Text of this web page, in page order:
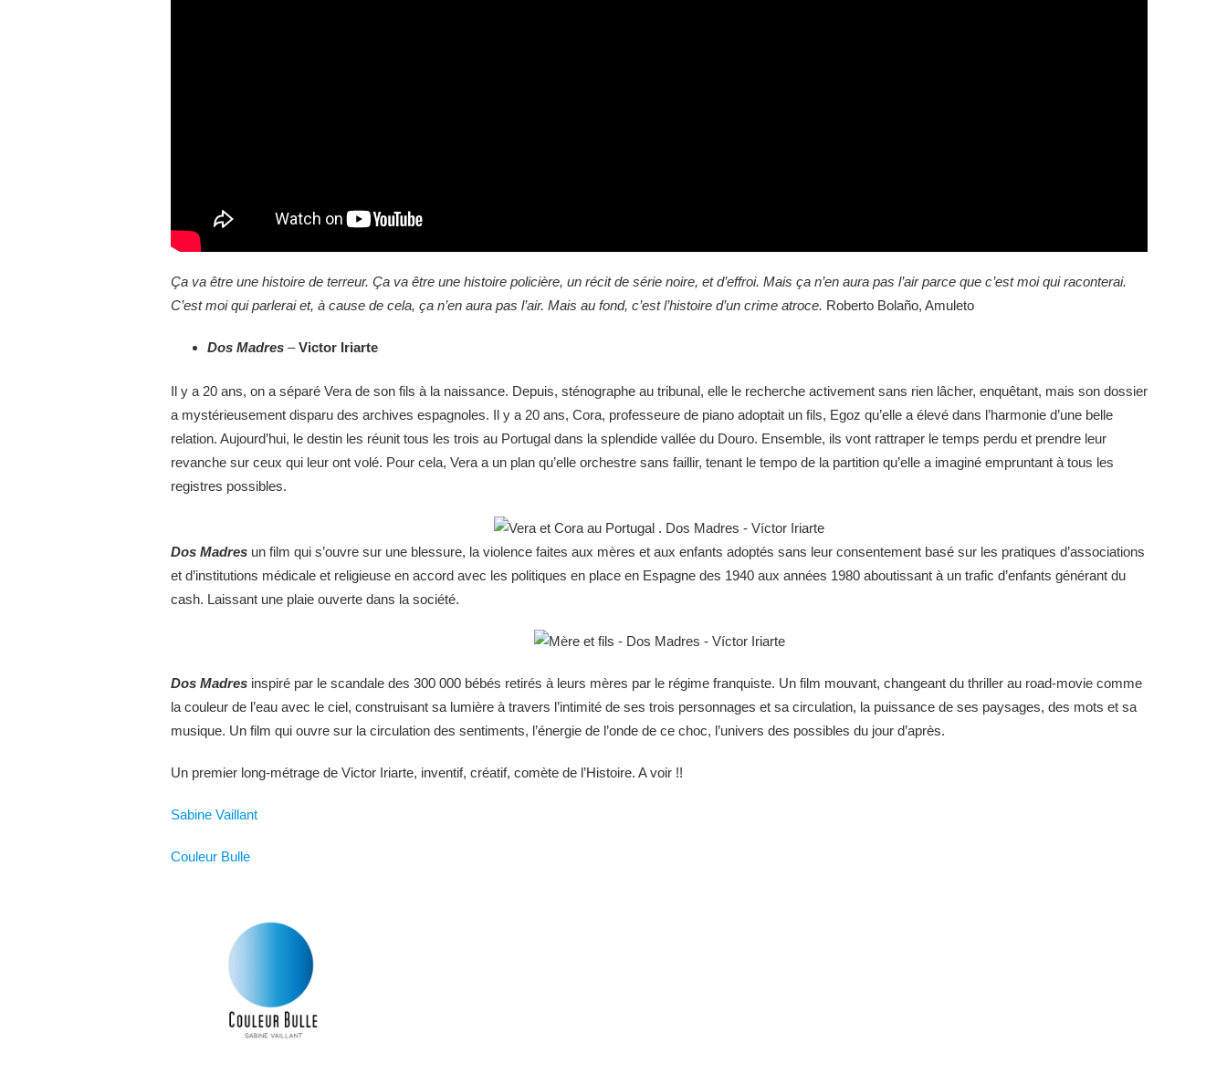
Ça va être une histoire de terreur. Ça va être une histoire policière, un récit de série noire, et d’effroi. Mais ça n’en aura pas l’air parce que c’est moi qui raconterai.
C’est moi qui parlerai et, à cause de cela, ça n’en aura pas l’air. Mais au fond, c’est l’histoire d’un crime atroce. Roberto Bolaño, Amuleto
Dos Madres –Victor Iriarte
Il y a 20 ans, on a séparé Vera de son fils à la naissance. Depuis, sténographe au tribunal, elle le recherche activement sans rien lâcher, enquêtant, mais son dossier
a mystérieusement disparu des archives espagnoles. Il y a 20 ans, Cora, professeure de piano adoptait un fils, Egoz qu’elle a élevé dans l’harmonie d’une belle
relation. Aujourd’hui, le destin les réunit tous les trois au Portugal dans la splendide vallée du Douro. Ensemble, ils vont rattraper le temps perdu et prendre leur
revanche sur ceux qui leur ont volé. Pour cela, Vera a un plan qu’elle orchestre sans faillir, tenant le tempo de la partition qu’elle a imaginé empruntant à tous les
registres possibles.
Dos Madres un film qui s’ouvre sur une blessure, la violence faites aux mères et aux enfants adoptés sans leur consentement basé sur les pratiques d’associations
et d’institutions médicale et religieuse en accord avec les politiques en place en Espagne des 1940 aux années 1980 aboutissant à un trafic d’enfants générant du
cash. Laissant une plaie ouverte dans la société.
Dos Madres inspiré par le scandale des 300 000 bébés retirés à leurs mères par le régime franquiste. Un film mouvant, changeant du thriller au road-movie comme
la couleur de l’eau avec le ciel, construisant sa lumière à travers l’intimité de ses trois personnages et sa circulation, la puissance de ses paysages, des mots et sa
musique. Un film qui ouvre sur la circulation des sentiments, l’énergie de l’onde de ce choc, l’univers des possibles du jour d’après.
Un premier long-métrage de Victor Iriarte, inventif, créatif, comète de l’Histoire. A voir !!
Sabine Vaillant
Couleur Bulle